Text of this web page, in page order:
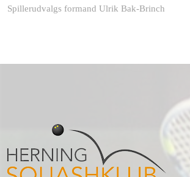
Spillerudvalgs formand Ulrik Bak-Brinch